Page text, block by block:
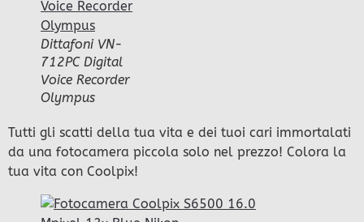
Dittafoni VN-
712PC Digital
Voice Recorder
Olympus
Tutti gli scatti della tua vita e dei tuoi cari immortalati
da una fotocamera piccola solo nel prezzo! Colora la
tua vita con Coolpix!